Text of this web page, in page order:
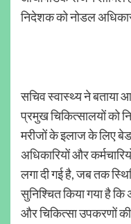
निदेशक को नोडल
सचिव स्वास्थ्य ने बताया
प्रमुख चिकित्सालयों को
मरीजों के इलाज के लिए
अधिकारियों और
लगा दी गई है, जब तक
सुनिश्चित किया गया है
और चिकित्सा उपकरणों